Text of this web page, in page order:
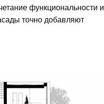
функциональности и
точно добавляют